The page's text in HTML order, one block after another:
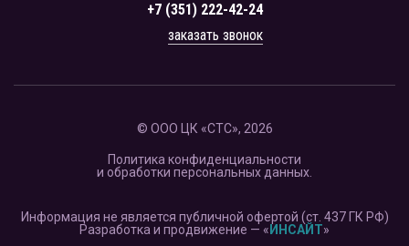
+7 (351) 222-42-24
заказать звонок
© ООО ЦК «СТС», 2026
Политика конфиденциальности
и обработки персональных данных.
Информация не является публичной офертой (ст. 437 ГК РФ)
Разработка и продвижение — « ИНСАЙТ»